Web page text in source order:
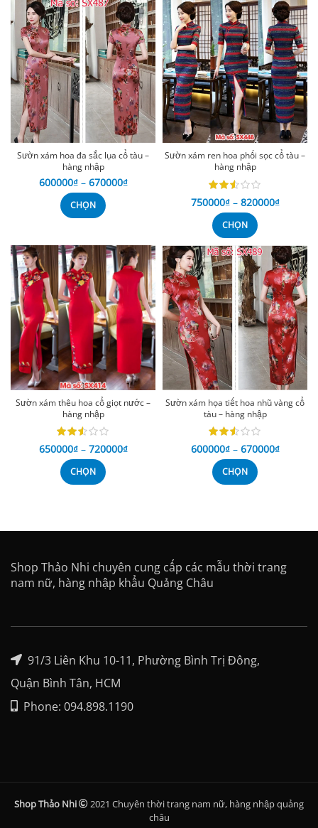
Sườn xám hoa đa sắc lụa cổ tàu –
hàng nhập
600000₫ – 670000₫
CHỌN
Sườn xám ren hoa phối sọc cổ tàu –
hàng nhập
750000₫ – 820000₫
CHỌN
Sườn xám thêu hoa cổ giọt nước –
hàng nhập
650000₫ – 720000₫
CHỌN
Sườn xám họa tiết hoa nhũ vàng cổ
tàu – hàng nhập
600000₫ – 670000₫
CHỌN
Shop Thảo Nhi chuyên cung cấp các mẫu thời trang
nam nữ, hàng nhập khẩu Quảng Châu
91/3 Liên Khu 10-11, Phường Bình Trị Đông,
Quận Bình Tân, HCM
Phone: 094.898.1190
Shop Thảo Nhi
2021 Chuyên thời trang nam nữ, hàng nhập quảng
châu